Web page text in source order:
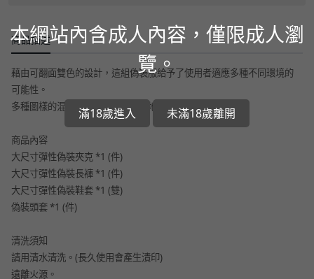
商品描述
藉由可翻面雙色的設計，這組偽裝服給予了使用者適應多種不同環境的
可能性。
多種圖樣的混合，讓使用者能自然地融入大自然。
商品內容
大尺寸彈性偽裝夾克 *1 (件)
大尺寸彈性偽裝長褲 *1 (件)
大尺寸彈性偽裝鞋套 *1 (雙)
偽裝頭套 *1 (件)
清洗須知
請用清水清洗。(長久使用會產生漬印)
遠離火源。
本網站內含成人內容，僅限成人瀏
覽。
滿18歲進入 未滿18歲離開